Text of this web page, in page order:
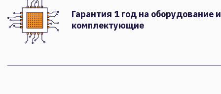
Гарантия 1 год на оборудование и
комплектующие